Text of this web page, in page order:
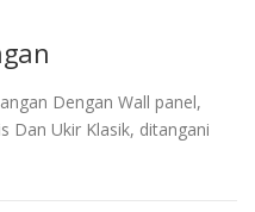
Dengan Wall panel,
Dan Ukir Klasik, ditangani